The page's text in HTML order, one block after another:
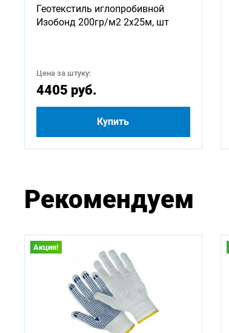
Геотекстиль иглопробивной
Изобонд 200гр/м2 2х25м, шт
Цена за штуку:
4405 руб.
Купить
Рекомендуем
Акция!